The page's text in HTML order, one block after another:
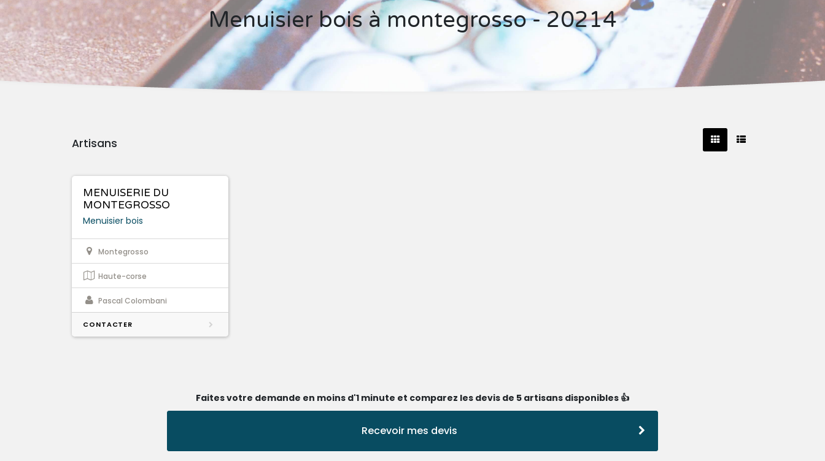
Menuisier bois à montegrosso - 20214
Artisans
MENUISERIE DU
MONTEGROSSO
Menuisier bois
Montegrosso
Haute-corse
Pascal Colombani
CONTACTER
Faites votre demande en moins d'1 minute et comparez les devis de 5 artisans disponibles 👍
Recevoir mes devis